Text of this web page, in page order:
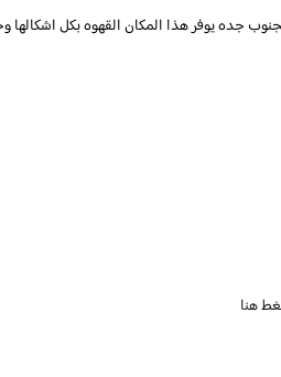
جده يوفر هذا المكان القهوه بكل اشكالها
هنا